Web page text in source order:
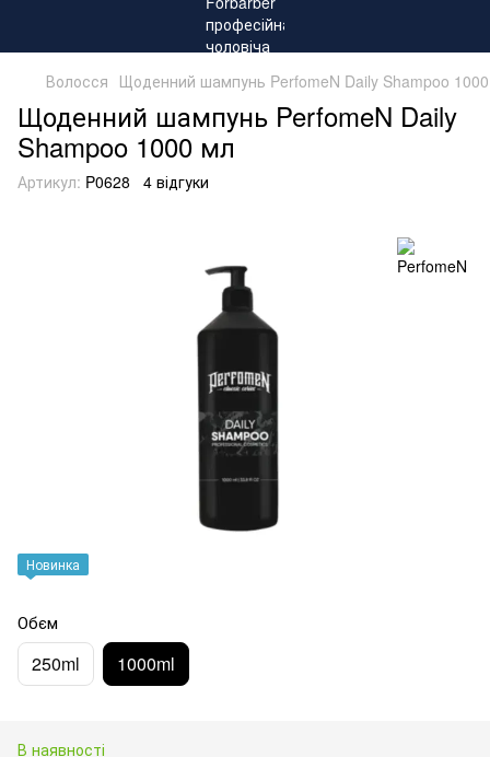
Волосся Щоденний шампунь PerfomeN Daily Shampoo
Щоденний шампунь PerfomeN Daily
Shampoo 1000 мл
Артикул: P0628 4 відгуки
Новинка
Обєм
250ml 1000ml
В наявності